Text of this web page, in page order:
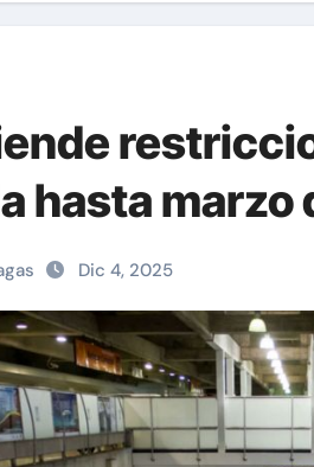
hasta marzo
Dic 4, 2025